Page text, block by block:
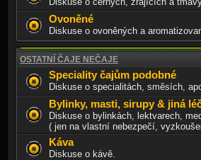
Ovoněné
Diskuse o ovoněných a
OSTATNÍ ČAJE NEČAJE
Speciality čajům podobné
Diskuse o specialitách, směsích,
Bylinky, masti, sirupy & jiná
Diskuse o bylinkách, lektvarech,
( jen na vlastní nebezpečí,
Káva
Diskuse o kávě.